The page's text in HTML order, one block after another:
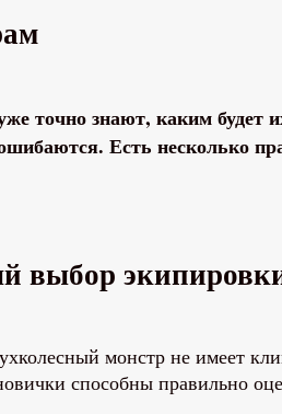
точно знают, каким будет
Есть несколько
выбор
монстр не имеет
способны правильно